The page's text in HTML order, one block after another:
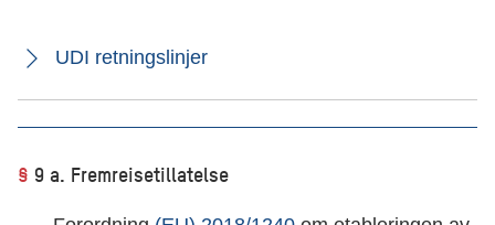
UDI retningslinjer
§ 9 a. Fremreisetillatelse